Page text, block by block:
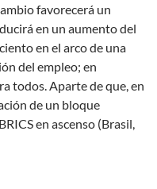
favorecerá un
en un aumento del
en el arco de una
del empleo; en
todos. Aparte de que, en
de un bloque
en ascenso (Brasil,